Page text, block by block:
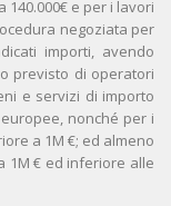
e per i lavori
negoziata per
importi, avendo
previsto di operatori
e servizi di importo
nonché per i
a 1M €; ed almeno
1M € ed inferiore alle